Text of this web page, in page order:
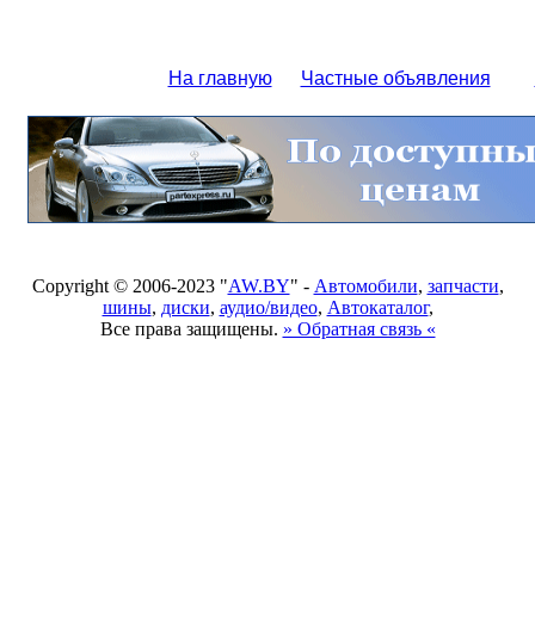
На главную Частные объявления
Copyright © 2006-2023 "AW.BY" - Автомобили, запчасти,
шины, диски, аудио/видео, Автокаталог,
Все права защищены. » Обратная связь «